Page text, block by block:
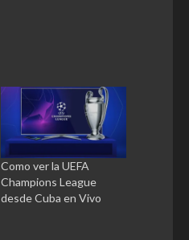
Como ver la UEFA
Champions League
desde Cuba en Vivo